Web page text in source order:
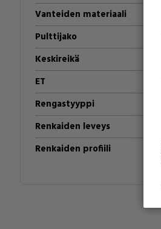
Vanteiden materiaali
Pulttijako
Keskireikä
ET
Rengastyyppi
Renkaiden leveys
Renkaiden profiili